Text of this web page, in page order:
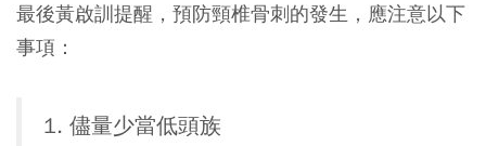
最後黃啟訓提醒，預防頸椎骨刺的發生，應注意以下
事項：
1. 儘量少當低頭族